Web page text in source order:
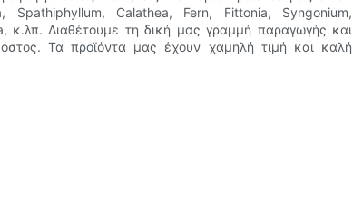
Spathiphyllum, Calathea, Fern, Fittonia, Syngonium,
κ.λπ. Διαθέτουμε τη δική μας γραμμή παραγωγής και
Τα προϊόντα μας έχουν χαμηλή τιμή και καλή